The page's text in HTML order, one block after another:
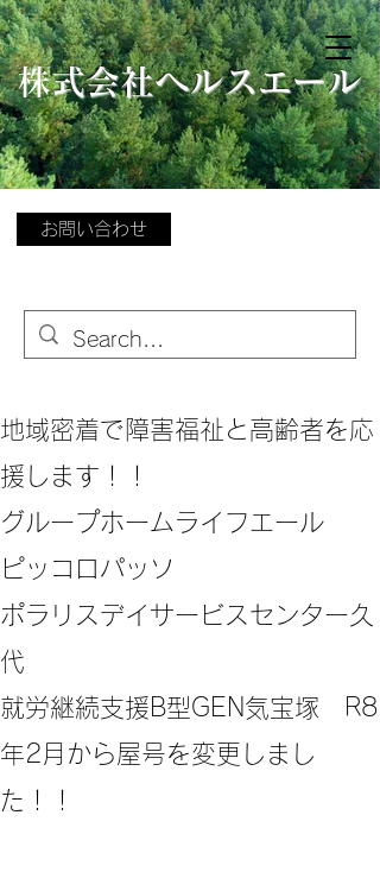
​株式会社ヘルスエール
お問い合わせ
地域密着で障害福祉と高齢者を応
援します！！
グループホームライフエール
ピッコロパッソ
ポラリスデイサービスセンター久
代
​就労継続支援B型GEN気宝塚 R8
年2月から屋号を変更しまし
た！！